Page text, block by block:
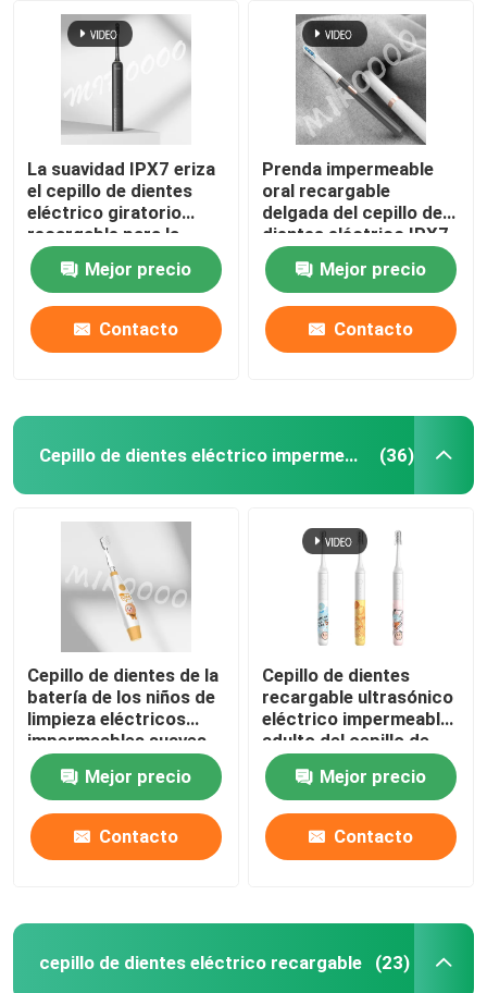
En casa
Productos
Sobre nosotros
Recorrido por la fábrica
Control de calidad
Contacta con nosotros
Solicitar una cita
Cepillo de dientes eléctrico impermeable
La suavidad IPX7 eriza
el cepillo de dientes
eléctrico giratorio
recargable para la
protección de la goma
Mejor precio
Contacto
Prenda impermeable
oral recargable
delgada del cepillo de
dientes eléctrico IPX7
del cuidado con 3
modos Mejor precio
Contacto
Cepillo de dientes eléctrico impermeable (36)
Cepillo de dientes de la
batería de los niños de
limpieza eléctricos
impermeables suaves
del cepillo de dientes
IPX7
Mejor precio
Contacto
Cepillo de dientes
recargable ultrasónico
eléctrico impermeable
adulto del cepillo de
dientes IPX7
Mejor precio
Contacto
cepillo de dientes eléctrico recargable (23)